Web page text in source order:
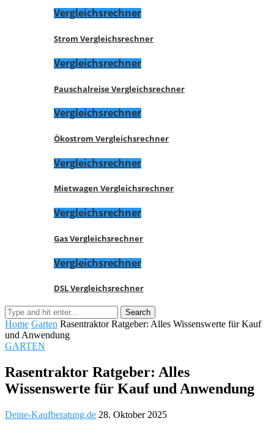
Vergleichsrechner
Strom Vergleichsrechner
Vergleichsrechner
Pauschalreise Vergleichsrechner
Vergleichsrechner
Ökostrom Vergleichsrechner
Vergleichsrechner
Mietwagen Vergleichsrechner
Vergleichsrechner
Gas Vergleichsrechner
Vergleichsrechner
DSL Vergleichsrechner
Home Garten Rasentraktor Ratgeber: Alles Wissenswerte für Kauf
und Anwendung
GARTEN
Rasentraktor Ratgeber: Alles
Wissenswerte für Kauf und Anwendung
Deine-Kaufberatung.de 28. Oktober 2025